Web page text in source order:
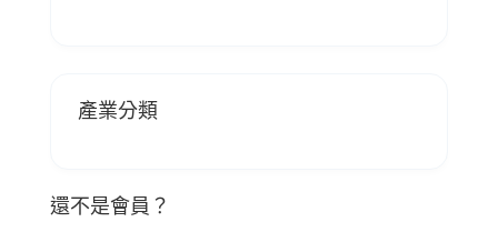
產業分類
還不是會員？